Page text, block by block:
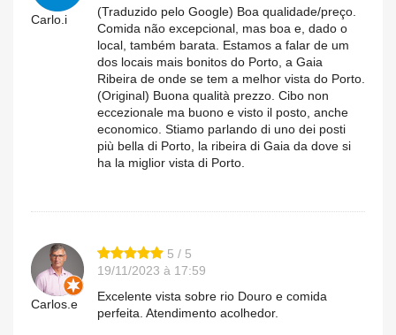
Carlo.i
(Traduzido pelo Google) Boa qualidade/preço.
Comida não excepcional, mas boa e, dado o
local, também barata. Estamos a falar de um
dos locais mais bonitos do Porto, a Gaia
Ribeira de onde se tem a melhor vista do Porto.
(Original) Buona qualità prezzo. Cibo non
eccezionale ma buono e visto il posto, anche
economico. Stiamo parlando di uno dei posti
più bella di Porto, la ribeira di Gaia da dove si
ha la miglior vista di Porto.
Carlos.e
5 / 5
19/11/2023 à 17:59
Excelente vista sobre rio Douro e comida
perfeita. Atendimento acolhedor.